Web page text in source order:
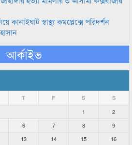
কানাইঘাট স্বাস্থ্য কমপ্লেক্সে পরিদর্শন
আর্কাইভ
T F S S
1
2
6 7 8
9
13 14 15 16